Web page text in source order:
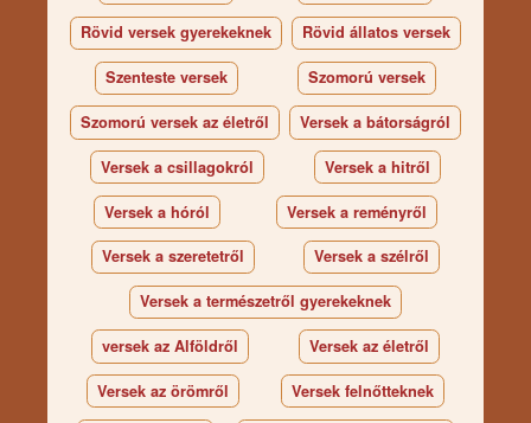
Rövid versek gyerekeknek Rövid állatos versek
Szenteste versek Szomorú versek
Szomorú versek az életről Versek a bátorságról
Versek a csillagokról Versek a hitről
Versek a hóról Versek a reményről
Versek a szeretetről Versek a szélről
Versek a természetről gyerekeknek
versek az Alföldről Versek az életről
Versek az örömről Versek felnőtteknek